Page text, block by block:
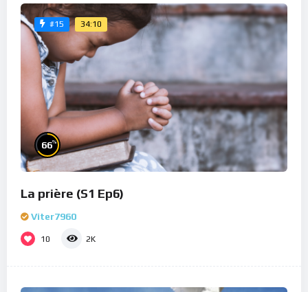
#15 34:10
66%
La prière (S1 Ep6)
Viter7960
10 2K